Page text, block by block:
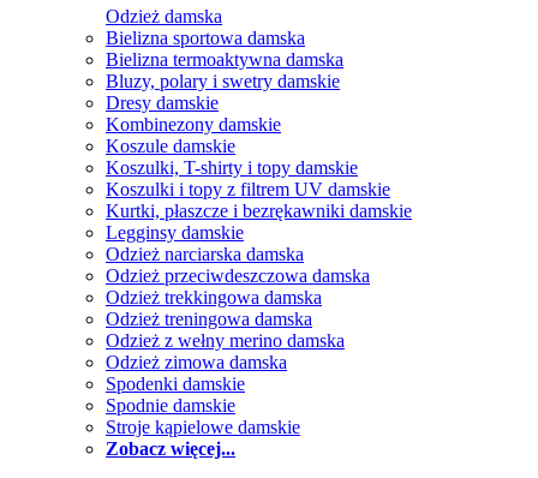
Odzież damska
Bielizna sportowa damska
Bielizna termoaktywna damska
Bluzy, polary i swetry damskie
Dresy damskie
Kombinezony damskie
Koszule damskie
Koszulki, T-shirty i topy damskie
Koszulki i topy z filtrem UV damskie
Kurtki, płaszcze i bezrękawniki damskie
Legginsy damskie
Odzież narciarska damska
Odzież przeciwdeszczowa damska
Odzież trekkingowa damska
Odzież treningowa damska
Odzież z wełny merino damska
Odzież zimowa damska
Spodenki damskie
Spodnie damskie
Stroje kąpielowe damskie
Zobacz więcej...